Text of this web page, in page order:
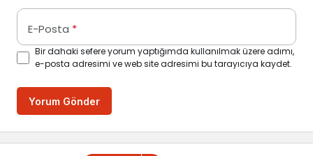
E-Posta *
Bir dahaki sefere yorum yaptığımda kullanılmak üzere adımı,
e-posta adresimi ve web site adresimi bu tarayıcıya kaydet.
Yorum Gönder